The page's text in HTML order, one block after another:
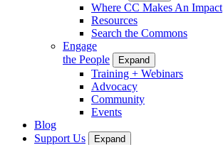
Where CC Makes An Impact
Resources
Search the Commons
Engage
the People
Expand
Training + Webinars
Advocacy
Community
Events
Blog
Support Us
Expand